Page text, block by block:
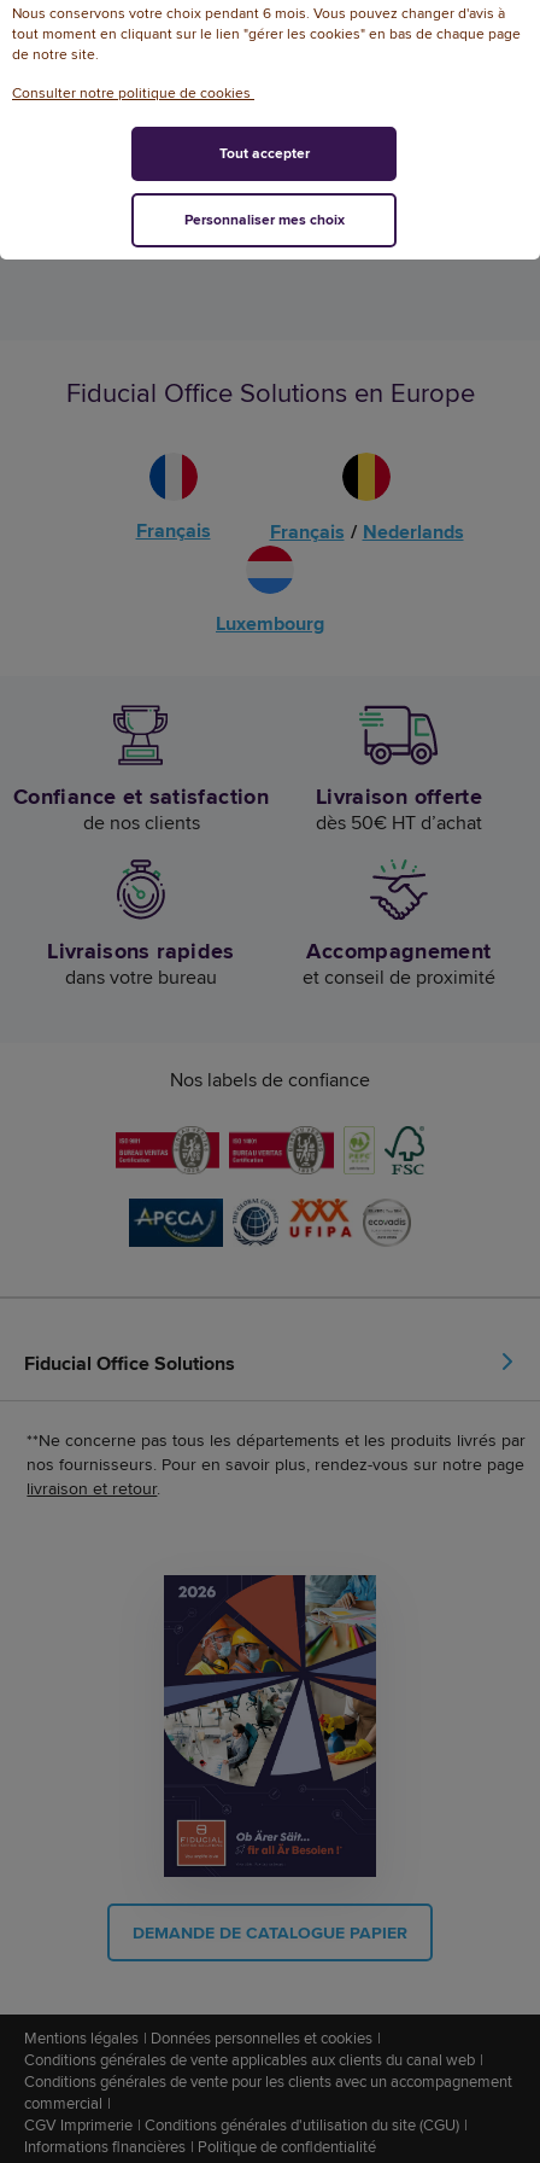
Référence : 133616
(51,28 € TTC)
Fiducial Office Solutions en Europe
Français Français / Nederlands
Luxembourg
Confiance et satisfaction
de nos clients
Livraison offerte
dès 50€ HT d’achat
Livraisons rapides
dans votre bureau
Accompagnement
et conseil de proximité
Nos labels de confiance
Fiducial Office Solutions
**Ne concerne pas tous les départements et les produits livrés par
nos fournisseurs. Pour en savoir plus, rendez-vous sur notre page
livraison et retour.
DEMANDE DE CATALOGUE PAPIER
Mentions légales
Données personnelles et cookies
Conditions générales de vente applicables aux clients du canal web
Conditions générales de vente pour les clients avec un accompagnement
commercial
CGV Imprimerie Conditions générales d'utilisation du site (CGU)
Informations financières
Politique de confidentialité
Nous conservons votre choix pendant 6 mois. Vous pouvez changer d'avis à
tout moment en cliquant sur le lien "gérer les cookies" en bas de chaque page
de notre site.
Consulter notre politique de cookies
Personnaliser mes choix
Tout accepter